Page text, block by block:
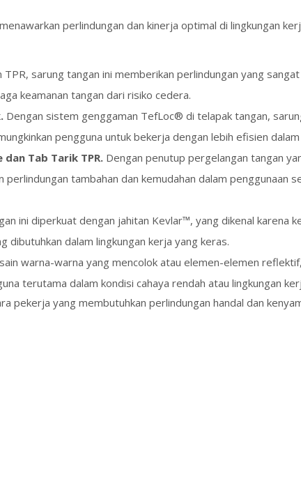
perlindungan dan kinerja optimal di lingkungan
TPR, sarung tangan ini memberikan perlindungan yang
keamanan tangan dari risiko cedera.
Dengan sistem genggaman TefLoc® di telapak tangan,
pengguna untuk bekerja dengan lebih efisien
Tab Tarik TPR. Dengan penutup pergelangan tangan
tambahan dan kemudahan dalam penggunaan
ini diperkuat dengan jahitan Kevlar™, yang dikenal karena
dibutuhkan dalam lingkungan kerja yang keras.
warna-warna yang mencolok atau elemen-elemen
terutama dalam kondisi cahaya rendah atau lingkungan
pekerja yang membutuhkan perlindungan handal dan